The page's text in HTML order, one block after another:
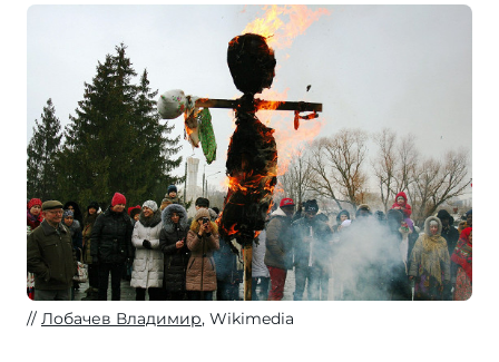
и
разнообразная
культурная
программа.
Мероприятия
будут
проводиться
на
29
площадках,
расположенных
в Лобачев Владимир, Wikimedia